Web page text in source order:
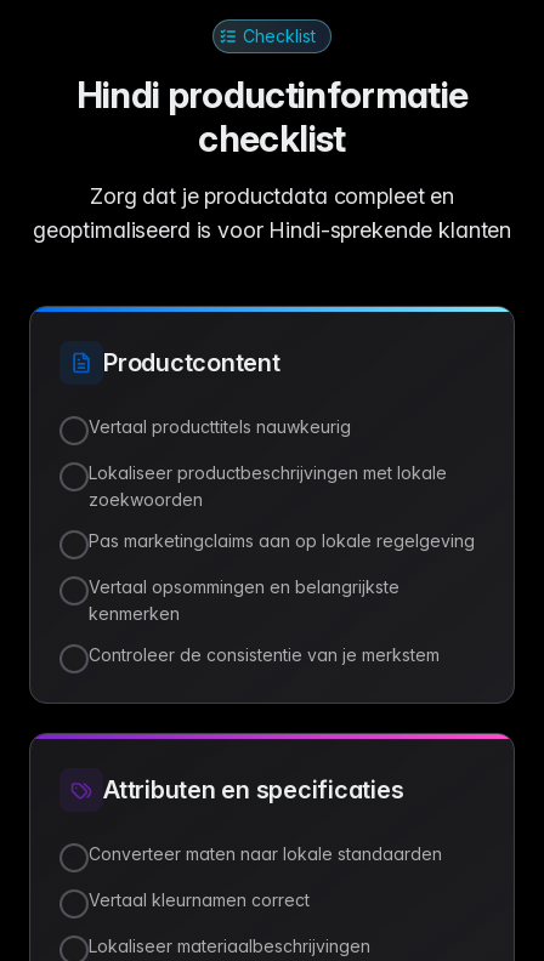
Checklist
Hindi productinformatie
checklist
Zorg dat je productdata compleet en
geoptimaliseerd is voor Hindi-sprekende klanten
Productcontent
Vertaal producttitels nauwkeurig
Lokaliseer productbeschrijvingen met lokale
zoekwoorden
Pas marketingclaims aan op lokale regelgeving
Vertaal opsommingen en belangrijkste
kenmerken
Controleer de consistentie van je merkstem
Attributen en specificaties
Converteer maten naar lokale standaarden
Vertaal kleurnamen correct
Lokaliseer materiaalbeschrijvingen